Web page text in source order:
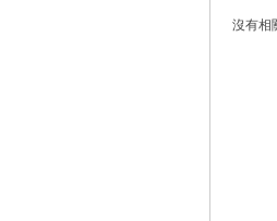
沒有相